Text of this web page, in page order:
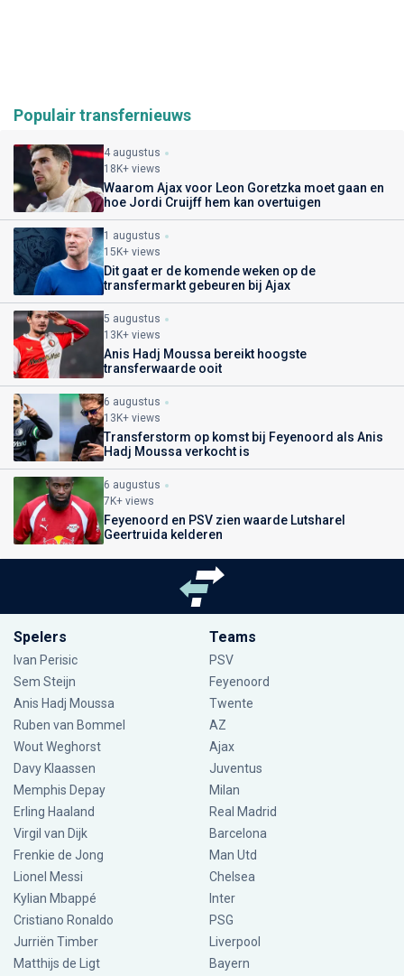
Populair transfernieuws
4 augustus
18K+ views
Waarom Ajax voor Leon Goretzka moet gaan en
hoe Jordi Cruijff hem kan overtuigen
1 augustus
15K+ views
Dit gaat er de komende weken op de
transfermarkt gebeuren bij Ajax
5 augustus
13K+ views
Anis Hadj Moussa bereikt hoogste
transferwaarde ooit
6 augustus
13K+ views
Transferstorm op komst bij Feyenoord als Anis
Hadj Moussa verkocht is
6 augustus
7K+ views
Feyenoord en PSV zien waarde Lutsharel
Geertruida kelderen
Spelers
Ivan Perisic
Sem Steijn
Anis Hadj Moussa
Ruben van Bommel
Wout Weghorst
Davy Klaassen
Memphis Depay
Erling Haaland
Virgil van Dijk
Frenkie de Jong
Lionel Messi
Kylian Mbappé
Cristiano Ronaldo
Jurriën Timber
Matthijs de Ligt
Teams
PSV
Feyenoord
Twente
AZ
Ajax
Juventus
Milan
Real Madrid
Barcelona
Man Utd
Chelsea
Inter
PSG
Liverpool
Bayern